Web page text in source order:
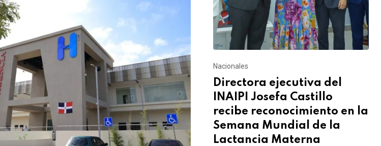
Nacionales
Directora ejecutiva del
INAIPI Josefa Castillo
recibe reconocimiento en la
Semana Mundial de la
Lactancia Materna